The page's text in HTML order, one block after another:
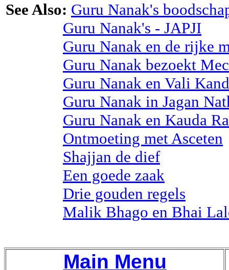
See Also: Guru Nanak's
Guru Nanak's - JAPJI
Guru Nanak en de rijke
Guru Nanak bezoekt
Guru Nanak en Vali
Guru Nanak in Jagan
Guru Nanak en Kauda
Ontmoeting met Asceten
Shajjan de dief
Een goede zaak
Drie gouden regels
Malik Bhago en Bhai
Main Menu